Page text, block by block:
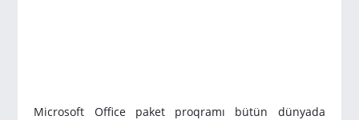
Microsoft Office paket proqramı bütün dünyada